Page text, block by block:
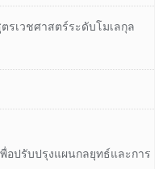
รเวชศาสตร์ระดับโมเลกุล
อปรับปรุงแผนกลยุทธ์และการ